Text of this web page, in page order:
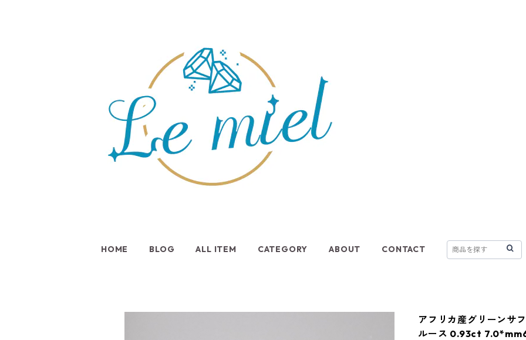
HOME BLOG ALL ITEM CATEGORY ABOUT CONTACT
アフリカ産グリーンサ
ルース 0.93ct